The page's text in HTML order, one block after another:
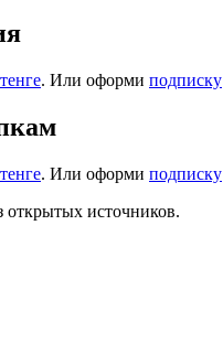
. Или оформи подписку
. Или оформи подписку
открытых источников.